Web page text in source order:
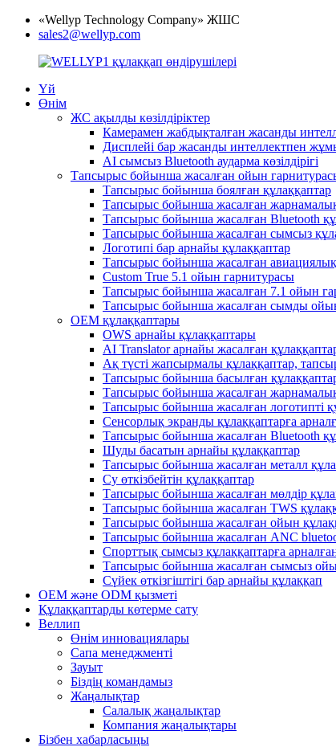
«Wellyp Technology Company» ЖШС
sales2@wellyp.com
Үй
Өнім
ЖС ақылды көзілдіріктер
Камерамен жабдықталған жасанды
Дисплейі бар жасанды интеллектпен
AI сымсыз Bluetooth аударма көзілдірігі
Тапсырыс бойынша жасалған ойын
Тапсырыс бойынша боялған құлаққаптар
Тапсырыс бойынша жасалған
Тапсырыс бойынша жасалған Bluetooth
Тапсырыс бойынша жасалған сымсыз
Логотипі бар арнайы құлаққаптар
Тапсырыс бойынша жасалған авиациялық
Custom True 5.1 ойын гарнитурасы
Тапсырыс бойынша жасалған 7.1 ойын
Тапсырыс бойынша жасалған сымды
OEM құлаққаптары
OWS арнайы құлаққаптары
AI Translator арнайы жасалған
Ақ түсті жапсырмалы құлаққаптар,
Тапсырыс бойынша басылған
Тапсырыс бойынша жасалған
Тапсырыс бойынша жасалған логотипті
Сенсорлық экранды құлаққаптарға
Тапсырыс бойынша жасалған Bluetooth
Шуды басатын арнайы құлаққаптар
Тапсырыс бойынша жасалған металл
Су өткізбейтін құлаққаптар
Тапсырыс бойынша жасалған мөлдір
Тапсырыс бойынша жасалған TWS
Тапсырыс бойынша жасалған ойын
Тапсырыс бойынша жасалған ANC
Спорттық сымсыз құлаққаптарға
Тапсырыс бойынша жасалған сымсыз
Сүйек өткізгіштігі бар арнайы құлаққап
OEM және ODM қызметі
Құлаққаптарды көтерме сату
Веллип
Өнім инновациялары
Сапа менеджменті
Зауыт
Біздің командамыз
Жаңалықтар
Салалық жаңалықтар
Компания жаңалықтары
Бізбен хабарласыңы